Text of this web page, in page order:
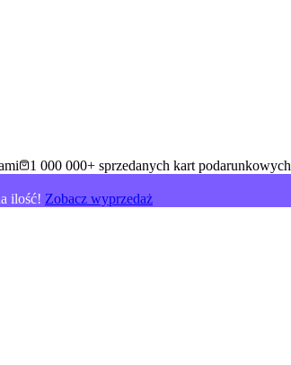
1 000 000+ sprzedanych kart podarunkowych
ilość! Zobacz wyprzedaż